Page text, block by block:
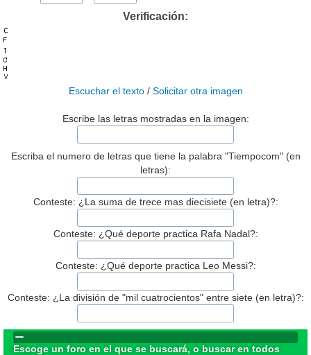
Verificación:
Escuchar el texto/ Solicitar otra imagen
Escribe las letras mostradas en la imagen:
Escriba el numero de letras que tiene la palabra "Tiempocom" (en
letras):
Conteste: ¿La suma de trece mas diecisiete (en letra)?:
Conteste: ¿Qué deporte practica Rafa Nadal?:
Conteste: ¿Qué deporte practica Leo Messi?:
Conteste: ¿La división de "mil cuatrocientos" entre siete (en letra)?:
Escoge un foro en el que se buscará, o buscar en todos